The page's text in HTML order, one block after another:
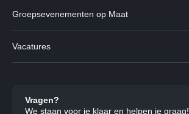
Groepsevenementen op Maat
Vacatures
Vragen?
We staan voor je klaar en helpen je graag!